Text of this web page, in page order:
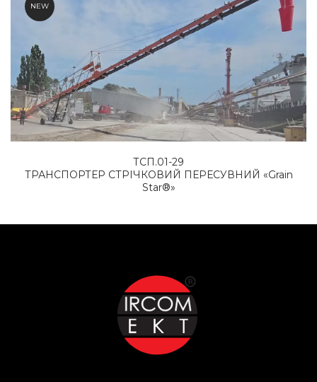
NEW
ТСП.01-29
ТРАНСПОРТЕР СТРІЧКОВИЙ ПЕРЕСУВНИЙ «Grain
Star®»